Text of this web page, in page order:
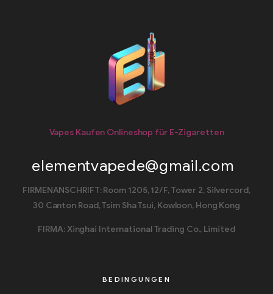
Vapes Kaufen Onlineshop für E-Zigaretten
elementvapede@gmail.com
FIRMENANSCHRIFT: Room 1205, 12/F, Tower 2, Silvercord,
30 Canton Road, Tsim Sha Tsui, Kowloon, Hong Kong
FIRMA: Xinghai International Trading Co., Limited
BEDINGUNGEN